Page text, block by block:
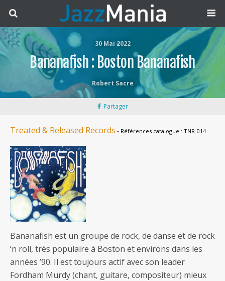
30 Mai 2022
Bananafish : Boston Bananafish
Robert Sacre
Partager
Treated & Released Records ‐ Références catalogue : TNR-014
Bananafish est un groupe de rock, de danse et de rock
‘n roll, très populaire à Boston et environs dans les
années ’90. Il est toujours actif avec son leader
Fordham Murdy (chant, guitare, compositeur) mieux